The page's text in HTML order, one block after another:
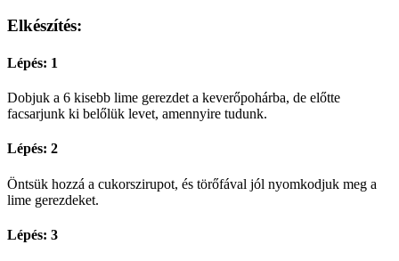
Elkészítés:
Lépés: 1
Dobjuk a 6 kisebb lime gerezdet a keverőpohárba, de előtte
facsarjunk ki belőlük levet, amennyire tudunk.
Lépés: 2
Öntsük hozzá a cukorszirupot, és törőfával jól nyomkodjuk meg a
lime gerezdeket.
Lépés: 3